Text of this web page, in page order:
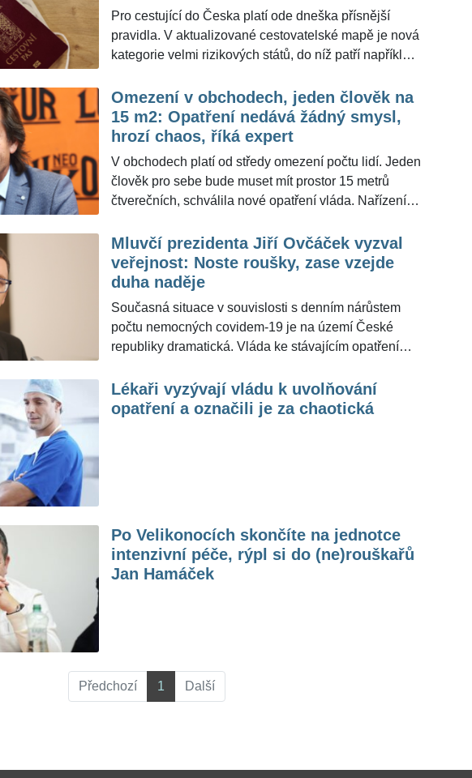
Pro cestující do Česka platí ode dneška přísnější
pravidla. V aktualizované cestovatelské mapě je nová
kategorie velmi rizikových států, do níž patří například
pobaltské země, Slovinsko nebo Irsko a většina zemí
mimo Evropskou unii. Před cestou do ČR z těchto
států musejí lidé podstoupit test a po příjezdu bude
možné nejdříve pátý den PCR testem. Zároveň bude
platit povinnost deset dní od příjezdu nosit ideálně
respirátor alespoň třídy FFP2, nebo alespoň
jsou na webech ministerstva zahraničních věcí a
ministerstva zdravotnictví.
Omezení v obchodech, jeden člověk na
15 m2: Opatření nedává žádný smysl,
hrozí chaos, říká expert
V obchodech platí od středy omezení počtu lidí. Jeden
člověk pro sebe bude muset mít prostor 15 metrů
čtverečních, schválila nové opatření vláda. Nařízení je
nazvaný »PES«. Podle bezpečnostního experta
Andora Šándora jde o opatření, které nepřinese moc
pozitivních věcí do společnosti. "To je snad naschvál,"
nechce věřit uznávaný odborník, že někdo takové
Mluvčí prezidenta Jiří Ovčáček vyzval
veřejnost: Noste roušky, zase vzejde
duha naděje
Současná situace v souvislosti s denním nárůstem
počtu nemocných covidem-19 je na území České
republiky dramatická. Vláda ke stávajícím opatření
však do dvou pracovních dnů. Nechce ale natvrdo
vypnout ekonomiku. Mluvčí prezidenta Jiří Ovčáček
Lékaři vyzývají vládu k uvolňování
opatření a označili je za chaotická
Po Velikonocích skončíte na jednotce
intenzivní péče, rýpl si do (ne)rouškařů
Jan Hamáček
Předchozí 1 Další